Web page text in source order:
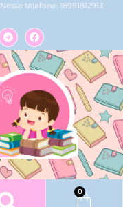
Nosso telefone: 18991812913
0